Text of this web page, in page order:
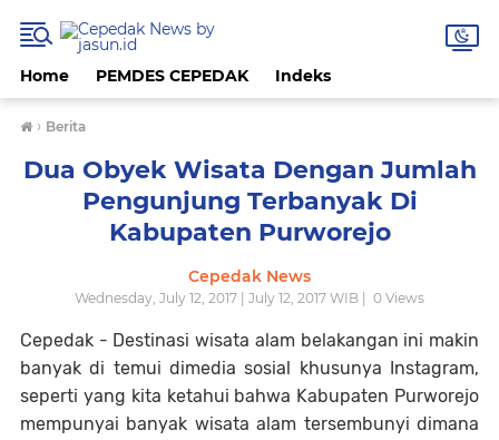
Home PEMDES CEPEDAK Indeks
› Berita
Dua Obyek Wisata Dengan Jumlah
Pengunjung Terbanyak Di
Kabupaten Purworejo
Cepedak News
Wednesday, July 12, 2017 | July 12, 2017 WIB | 0 Views
Cepedak - Destinasi wisata alam belakangan ini makin
banyak di temui dimedia sosial khusunya Instagram,
seperti yang kita ketahui bahwa Kabupaten Purworejo
mempunyai banyak wisata alam tersembunyi dimana